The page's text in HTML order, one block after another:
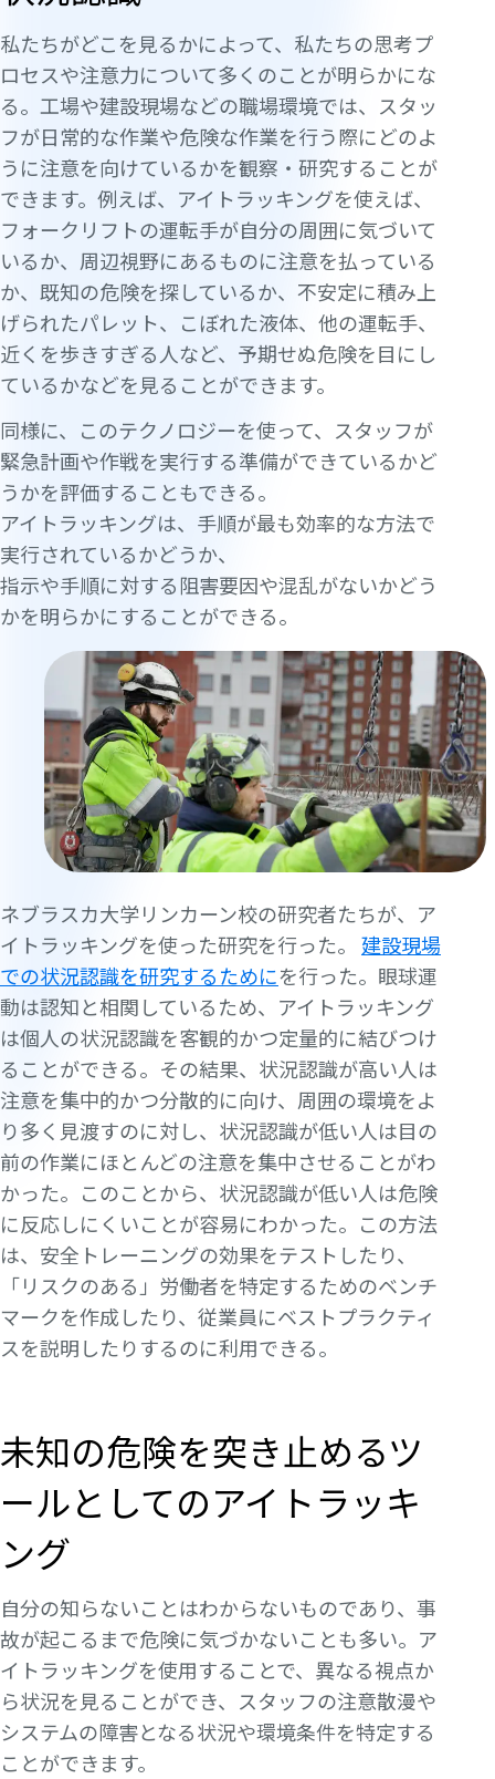
私たちがどこを見るかによって、私たちの思考プ
ロセスや注意力について多くのことが明らかにな
る。工場や建設現場などの職場環境では、スタッ
フが日常的な作業や危険な作業を行う際にどのよ
うに注意を向けているかを観察・研究することが
できます。例えば、アイトラッキングを使えば、
フォークリフトの運転手が自分の周囲に気づいて
いるか、周辺視野にあるものに注意を払っている
か、既知の危険を探しているか、不安定に積み上
げられたパレット、こぼれた液体、他の運転手、
近くを歩きすぎる人など、予期せぬ危険を目にし
ているかなどを見ることができます。
同様に、このテクノロジーを使って、スタッフが
緊急計画や作戦を実行する準備ができているかど
うかを評価することもできる。
アイトラッキングは、手順が最も効率的な方法で
実行されているかどうか、
指示や手順に対する阻害要因や混乱がないかどう
かを明らかにすることができる。
ネブラスカ大学リンカーン校の研究者たちが、ア
イトラッキングを使った研究を行った。 建設現場
での状況認識を研究するためにを行った。眼球運
動は認知と相関しているため、アイトラッキング
は個人の状況認識を客観的かつ定量的に結びつけ
ることができる。その結果、状況認識が高い人は
注意を集中的かつ分散的に向け、周囲の環境をよ
り多く見渡すのに対し、状況認識が低い人は目の
前の作業にほとんどの注意を集中させることがわ
かった。このことから、状況認識が低い人は危険
に反応しにくいことが容易にわかった。この方法
は、安全トレーニングの効果をテストしたり、
「リスクのある」労働者を特定するためのベンチ
マークを作成したり、従業員にベストプラクティ
スを説明したりするのに利用できる。
未知の危険を突き止めるツ
ールとしてのアイトラッキ
ング
自分の知らないことはわからないものであり、事
故が起こるまで危険に気づかないことも多い。ア
イトラッキングを使用することで、異なる視点か
ら状況を見ることができ、スタッフの注意散漫や
システムの障害となる状況や環境条件を特定する
ことができます。